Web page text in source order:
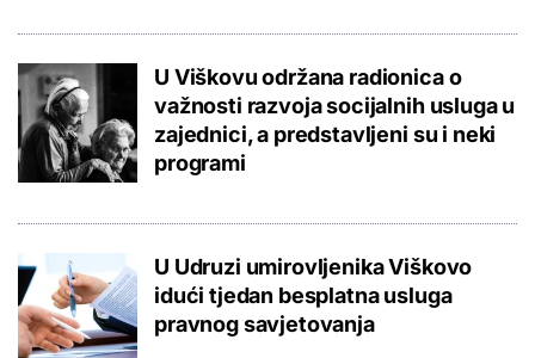
U Viškovu održana radionica o
važnosti razvoja socijalnih usluga u
zajednici, a predstavljeni su i neki
programi
U Udruzi umirovljenika Viškovo
idući tjedan besplatna usluga
pravnog savjetovanja